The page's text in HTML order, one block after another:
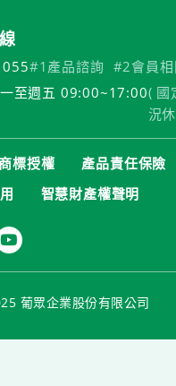
#1產品諮詢 #2會員
至週五 09:00~17:00( 國
況
商標授權
產品責任保險
智慧財產權聲明
葡眾企業股份有限公司